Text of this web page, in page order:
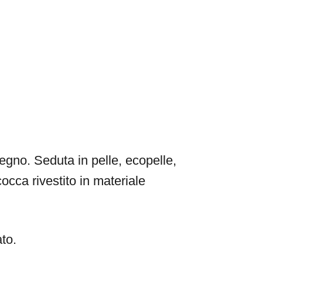
Seduta in pelle, ecopelle,
rivestito in materiale